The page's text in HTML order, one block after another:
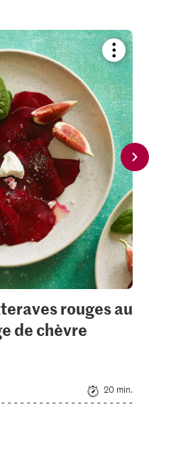
Bookmark
recipe
or
add
it
to
your
collections.
rouges au
de chèvre
20 min.